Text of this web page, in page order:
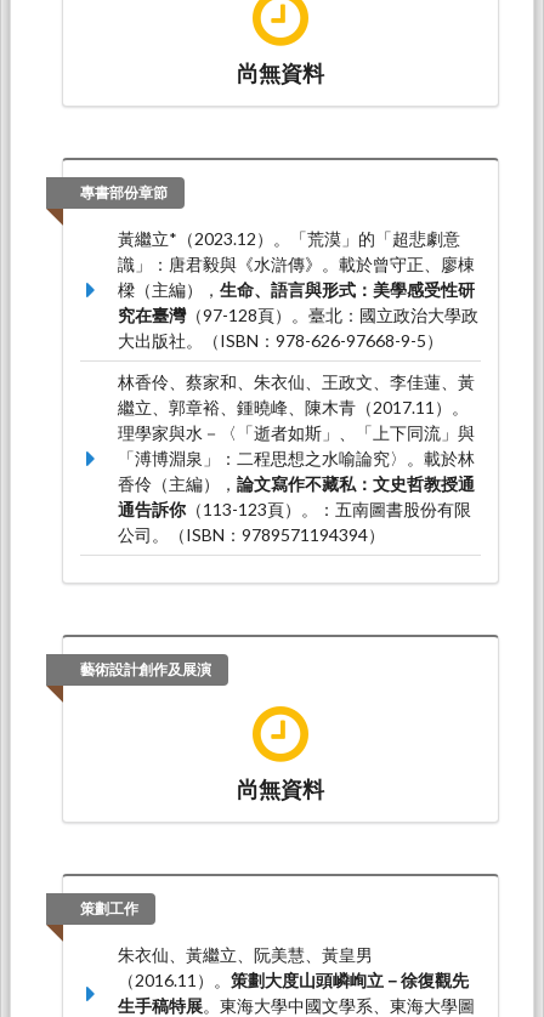
中，中興大學中國文學系：中興大學中國文學
黃繼立（2021.10）。徐復觀「雜抄論語」手稿
裡的朱子學：一種「文本發生學」式的分析。論
VIII」學術研討會，桃園，中央大學：中央大學
中國文學系、文學院儒學研究中心、中央研究院
文哲研究所。
黃繼立*（2020.10）。
「栽培灌溉」與「舂簸篩
揀」：論陽明學裡的兩種工夫隱喻 。論文發表於
「2020年宋明清儒學的類型與發展Ⅶ」學術研
討會，桃園，中央大學：中央大學中國文學系、
中央大學哲學研究所、中央大學文學院儒學研究
中心、中央研究院明清推動委員會。
尚無資料
專書部份章節
黃繼立*（2023.12）。「荒漠」的「超悲劇意
識」：唐君毅與《水滸傳》。載於曾守正、廖棟
樑（主編）， 生命、語言與形式：美學感受性研
究在臺灣（97-128頁）。臺北：國立政治大學政
大出版社。（ISBN：978-626-97668-9-5）
林香伶、蔡家和、朱衣仙、王政文、李佳蓮、黃
繼立、郭章裕、鍾曉峰、陳木青（2017.11）。
理學家與水－〈「逝者如斯」、「上下同流」與
「溥博淵泉」：二程思想之水喻論究〉。載於林
香伶（主編）， 論文寫作不藏私：文史哲教授通
通告訴你（113-123頁）。：五南圖書股份有限
公司。（ISBN：9789571194394）
聯藻於日月，交彩於風雲—2010近現代中國語文
國際學術研討會論文集
北：五南圖書公司。（ISBN：978-957-11-
藝術設計創作及展演
尚無資料
策劃工作
朱衣仙、黃繼立、阮美慧、黃皇男
（2016.11）。 策劃大度山頭嶙峋立－徐復觀先
生手稿特展。東海大學中國文學系、東海大學圖